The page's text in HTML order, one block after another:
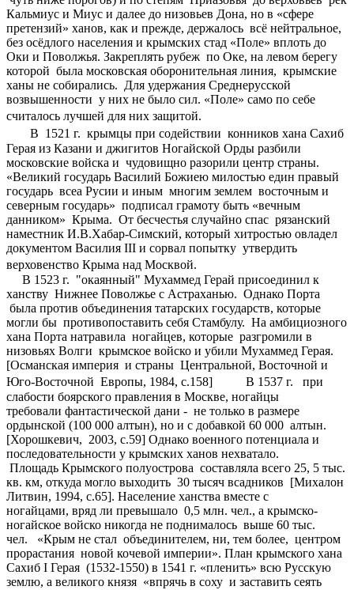
Кальмиус и Миус и далее до низовьев Дона, но в «сфере
претензий» ханов, как и прежде, держалось всё нейтральное,
без осёдлого населения и крымских стад «Поле» вплоть до
Оки и Поволжья. Закреплять рубеж по Оке, на левом берегу
которой была московская оборонительная линия, крымские
ханы не собирались. Для удержания Среднерусской
возвышенности у них не было сил. «Поле» само по себе
считалось лучшей для них защитой.
В 1521 г. крымцы при содействии конников хана Сахиб
Герая из Казани и джигитов Ногайской Орды разбили
московские войска и чудовищно разорили центр страны.
«Великий государь Василий Божиею милостью един правый
государь всеа Русии и иным многим землем восточным и
северным государь» подписал грамоту быть «вечным
данником» Крыма. От бесчестья случайно спас рязанский
наместник И.В.Хабар-Симский, который хитростью овладел
документом Василия III и сорвал попытку утвердить
верховенство Крыма над Москвой.
В 1523 г. "окаянный" Мухаммед Герай присоединил к
ханству Нижнее Поволжье с Астраханью. Однако Порта
была против объединения татарских государств, которые
могли бы противопоставить себя Стамбулу. На амбициозного
хана Порта натравила ногайцев, которые разгромили в
низовьях Волги крымское войско и убили Мухаммед Герая.
[Османская империя и страны Центральной, Восточной и
Юго-Восточной Европы, 1984, с.158] В 1537 г. при
слабости боярского правления в Москве, ногайцы
требовали фантастической дани - не только в размере
ордынской (100 000 алтын), но и с добавкой 60 000 алтын.
[Хорошкевич, 2003, с.59] Однако военного потенциала и
последовательности у крымских ханов нехватало.
Площадь Крымского полуострова составляла всего 25, 5 тыс.
кв. км, откуда могло выходить 30 тысяч всадников [Михалон
Литвин, 1994, с.65]. Население ханства вместе с
ногайцами, вряд ли превышало 0,5 млн. чел., а крымско-
ногайское войско никогда не поднималось выше 60 тыс.
чел. «Крым не стал объединителем, ни, тем более, центром
прорастания новой кочевой империи». План крымского хана
Сахиб I Герая (1532-1550) в 1541 г. «пленить» всю Русскую
землю, а великого князя «впрячь в соху и заставить сеять